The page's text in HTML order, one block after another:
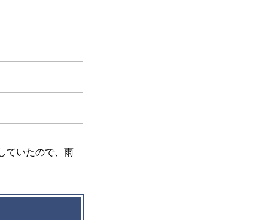
ていたので、雨